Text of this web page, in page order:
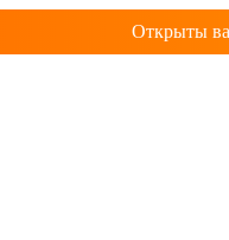
Открыты